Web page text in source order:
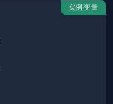
实例变量